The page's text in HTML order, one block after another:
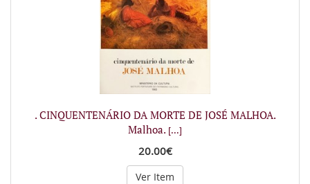
. CINQUENTENÁRIO DA MORTE DE JOSÉ MALHOA.
Malhoa. [...]
20.00€
Ver Item